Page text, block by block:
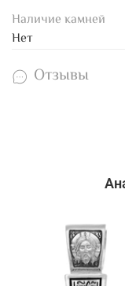
Наличие камней
Нет
Отзывы